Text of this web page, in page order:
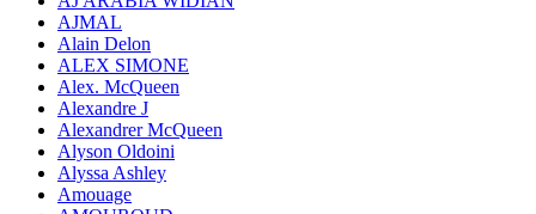
AJMAL
Alain Delon
ALEX SIMONE
Alex. McQueen
Alexandre J
Alexandrer McQueen
Alyson Oldoini
Alyssa Ashley
Amouage